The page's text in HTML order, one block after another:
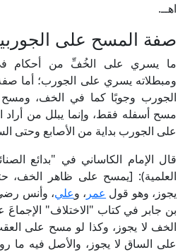
اهــ.
صفة المسح على
ما يسري على الخُفِّ من أحكام
ومبطلاته يسري على الجورب؛ أما
الجورب وجوبًا كما في الخف،
مسح أسفله فقط، وإنما يبلل من أراد
على الجورب بداية من الأصابع وحتى
العلمية): [يمسح على ظاهر الخف،
يجوز، وهو قول عمر ، وعلي، وأنس
بن جابر في كتاب "الاختلاف"
الخف لا يجوز، وكذا لو مسح على
على الساق لا يجوز، والأصل فيه